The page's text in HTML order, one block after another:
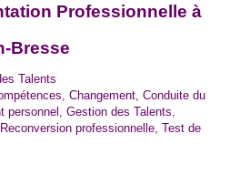
Professionnelle à
Bresse
Talents
Changement, Conduite du
personnel Gestion des Talents
Reconversion professionnelle Test de